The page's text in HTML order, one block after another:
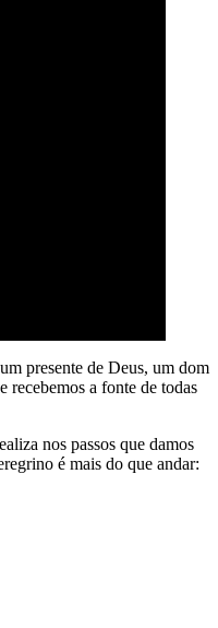
presente de Deus, um dom
recebemos a fonte de todas
nos passos que damos
é mais do que andar: